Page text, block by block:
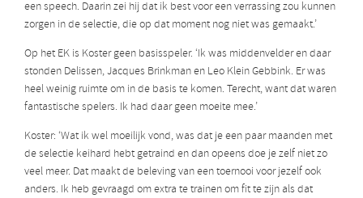
een speech. Daarin zei hij dat ik best voor een verrassing zou kunnen
zorgen in de selectie, die op dat moment nog niet was gemaakt.’
Op het EK is Koster geen basisspeler. ‘Ik was middenvelder en daar
stonden Delissen, Jacques Brinkman en Leo Klein Gebbink. Er was
heel weinig ruimte om in de basis te komen. Terecht, want dat waren
fantastische spelers. Ik had daar geen moeite mee.’
Koster: ‘Wat ik wel moeilijk vond, was dat je een paar maanden met
de selectie keihard hebt getraind en dan opeens doe je zelf niet zo
veel meer. Dat maakt de beleving van een toernooi voor jezelf ook
anders. Ik heb gevraagd om extra te trainen om fit te zijn als dat